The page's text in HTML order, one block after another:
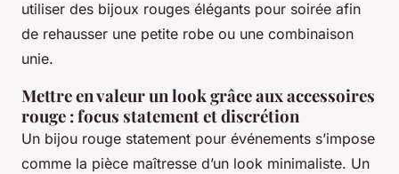
utiliser des bijoux rouges élégants pour soirée afin
de rehausser une petite robe ou une combinaison
unie.
Mettre en valeur un look grâce aux accessoires
rouge : focus statement et discrétion
Un bijou rouge statement pour événements s’impose
comme la pièce maîtresse d’un look minimaliste. Un